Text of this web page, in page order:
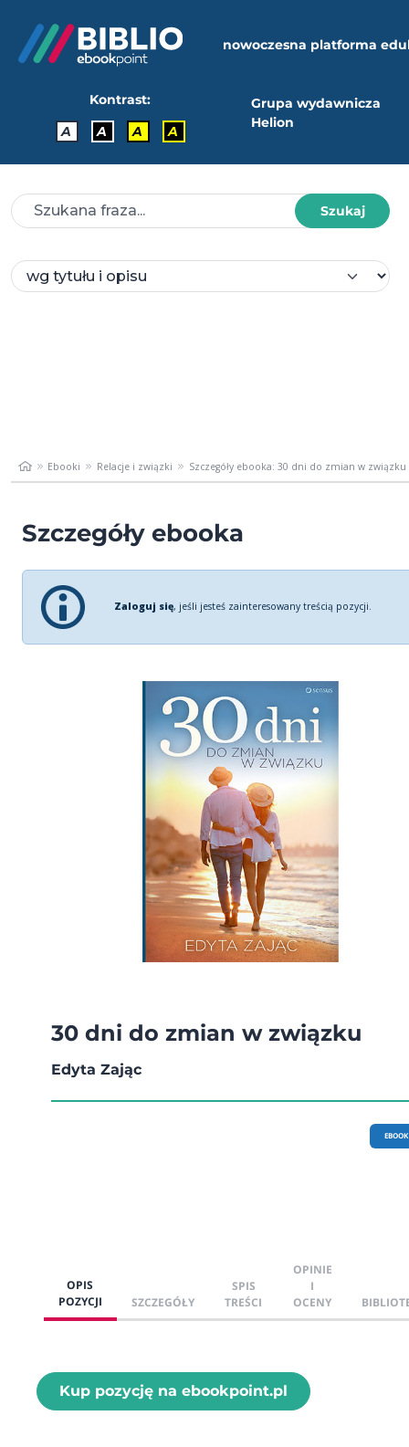
nowoczesna platforma
Kontrast:
A
A A A
Grupa wydawnicza
Helion
Szukaj
Ebooki Relacje i związki Szczegóły ebooka: 30 dni do zmian w związku
Szczegóły ebooka
Zaloguj się, jeśli jesteś zainteresowany treścią pozycji.
30 dni do zmian w związku
Edyta Zając
EBOOK
OPIS
POZYCJI
SZCZEGÓŁY
SPIS
TREŚCI
OPINIE
I
OCENY
Kup pozycję na ebookpoint.pl